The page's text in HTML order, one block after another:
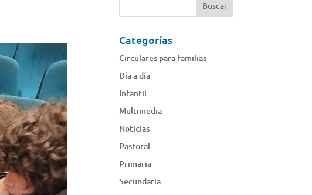
Categorías
Circulares para familias
Día a día
Infantil
Multimedia
Noticias
Pastoral
Primaria
Secundaria